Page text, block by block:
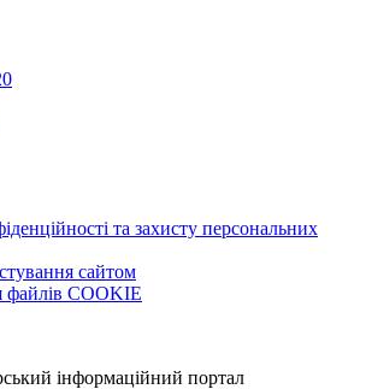
та захисту персональних
сайтом
файлів COOKIE
інформаційний портал